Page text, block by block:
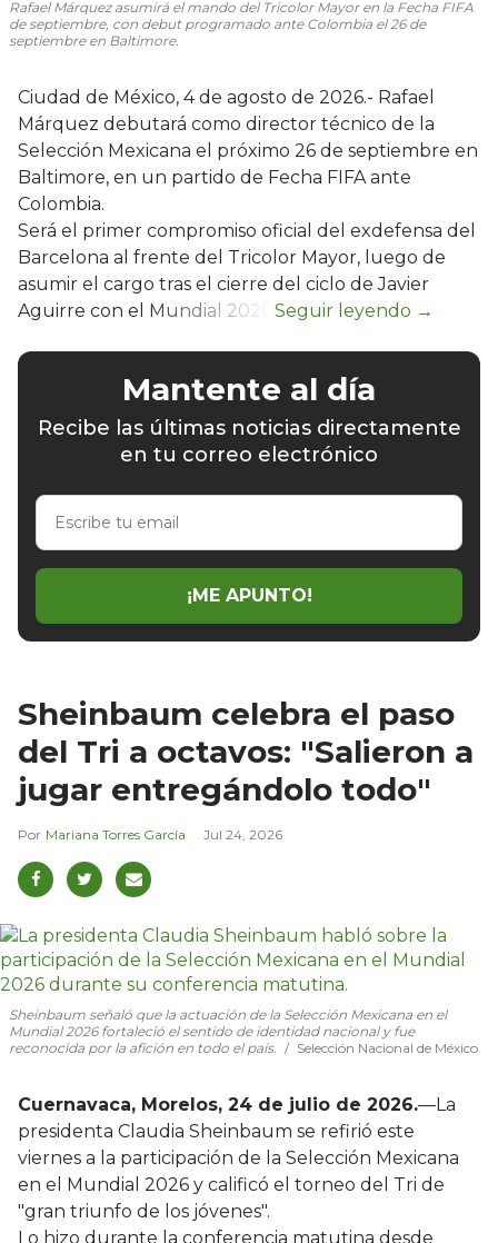
Rafael Márquez asumirá el mando del Tricolor Mayor en la Fecha FIFA
de septiembre, con debut programado ante Colombia el 26 de
septiembre en Baltimore.
Ciudad de México, 4 de agosto de 2026.- Rafael
Márquez debutará como director técnico de la
Selección Mexicana el próximo 26 de septiembre en
Baltimore, en un partido de Fecha FIFA ante
Colombia.
Será el primer compromiso oficial del exdefensa del
Barcelona al frente del Tricolor Mayor, luego de
asumir el cargo tras el cierre del ciclo de Javier
Aguirre con el Mundial 2026.
Mantente al día
Recibe las últimas noticias directamente
en tu correo electrónico
Escribe
email
¡ME APUNTO!
Sheinbaum celebra el paso
del Tri a octavos: "Salieron a
jugar entregándolo todo"
Mariana Torres García Jul 24, 2026
Sheinbaum señaló que la actuación de la Selección Mexicana en el
Mundial 2026 fortaleció el sentido de identidad nacional y fue
reconocida por la afición en todo el país.
Selección Nacional de México
Cuernavaca, Morelos, 24 de julio de 2026.—La
presidenta Claudia Sheinbaum se refirió este
viernes a la participación de la Selección Mexicana
en el Mundial 2026 y calificó el torneo del Tri de
"gran triunfo de los jóvenes".
Lo hizo durante la conferencia matutina desde